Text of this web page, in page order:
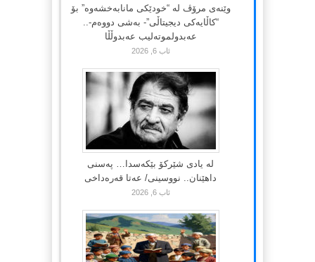
وێنەی مرۆڤ لە “خودێکی مانابەخشەوە” بۆ
“کاڵایەکی دیجیتاڵی”- بەشی دووەم-..
عەبدولموتەلیب عەبدوڵڵا
ئاب 6, 2026
لە یادی شێرکۆ بێکەسدا… پەسنی
داهێنان.. نووسینی/ عەتا قەرەداخی
ئاب 6, 2026